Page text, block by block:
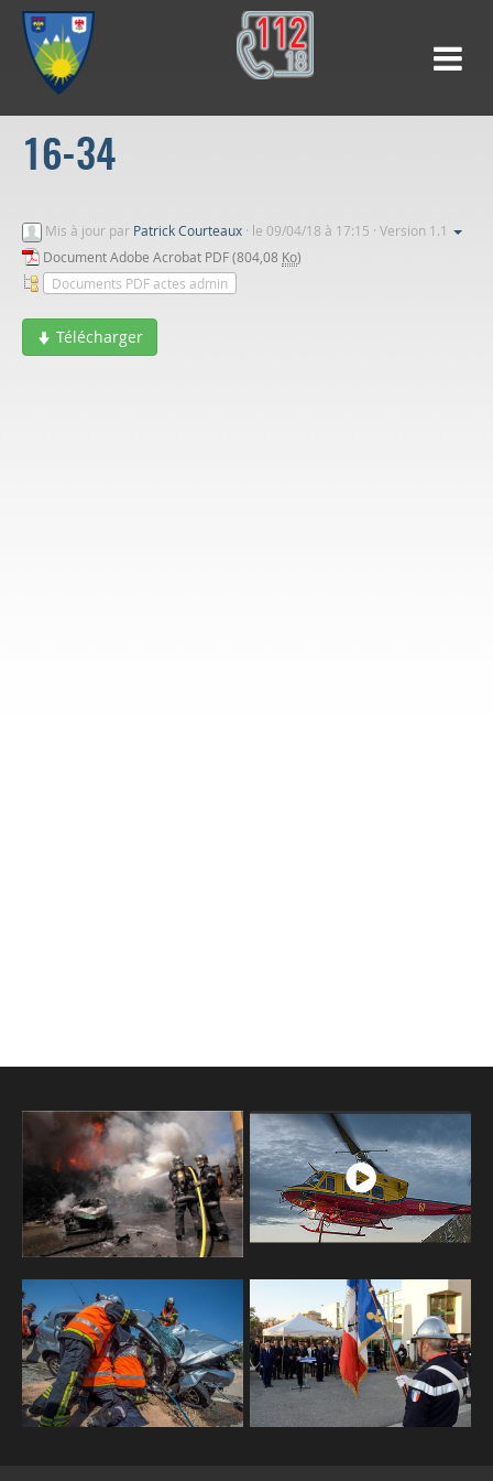
16-34
Mis à jour par Patrick Courteaux · le 09/04/18 à 17:15 · Version 1.1
Document Adobe Acrobat PDF (804,08 Ko)
Documents PDF actes admin
Télécharger